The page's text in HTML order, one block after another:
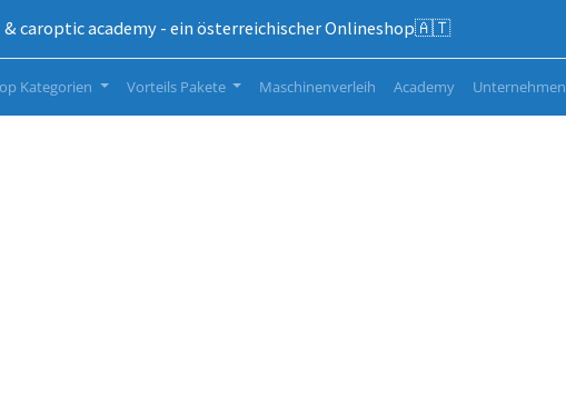
caroptic academy - ein österreichischer Onlineshop🇦🇹
Kategorien Vorteils Pakete Maschinenverleih Academy Unternehmen